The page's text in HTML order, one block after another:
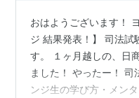
おはようございます！
ジ 結果発表！】 司法試
す。 １ヶ月越しの、日
ました！ やったー！
ンジ生の学び方・メン